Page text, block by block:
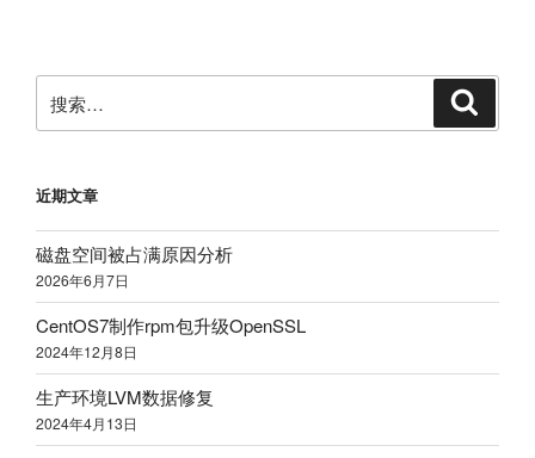
索：
近期文章
磁盘空间被占满原因分析
2026年6月7日
CentOS7制作rpm包升级OpenSSL
2024年12月8日
生产环境LVM数据修复
2024年4月13日